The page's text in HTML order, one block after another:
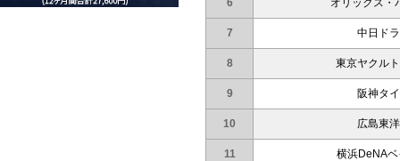
6 オリックス・
7 中日ド
8 東京ヤクル
9 阪神タ
10 広島東
11 横浜DeNA